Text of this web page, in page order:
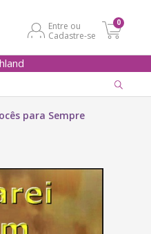
Entre ou
Cadastre-se
0
para Sempre